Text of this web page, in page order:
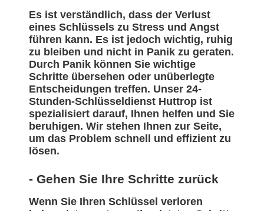
Es ist verständlich, dass der Verlust
eines Schlüssels zu Stress und Angst
führen kann. Es ist jedoch wichtig, ruhig
zu bleiben und nicht in Panik zu geraten.
Durch Panik können Sie wichtige
Schritte übersehen oder unüberlegte
Entscheidungen treffen. Unser 24-
Stunden-Schlüsseldienst Huttrop ist
spezialisiert darauf, Ihnen helfen und Sie
beruhigen. Wir stehen Ihnen zur Seite,
um das Problem schnell und effizient zu
lösen.
- Gehen Sie Ihre Schritte zurück
Wenn Sie Ihren Schlüssel verloren